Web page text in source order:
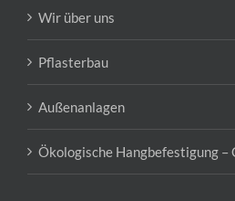
Wir über uns
Pflasterbau
Außenanlagen
Ökologische Hangbefestigung –